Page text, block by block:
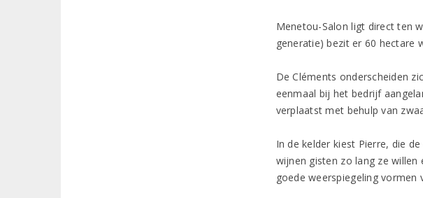
Menetou-Salon ligt direct ten
generatie) bezit er 60 hectare
De Cléments onderscheiden
eenmaal bij het bedrijf
verplaatst met behulp van
In de kelder kiest Pierre, die
wijnen gisten zo lang ze
goede weerspiegeling